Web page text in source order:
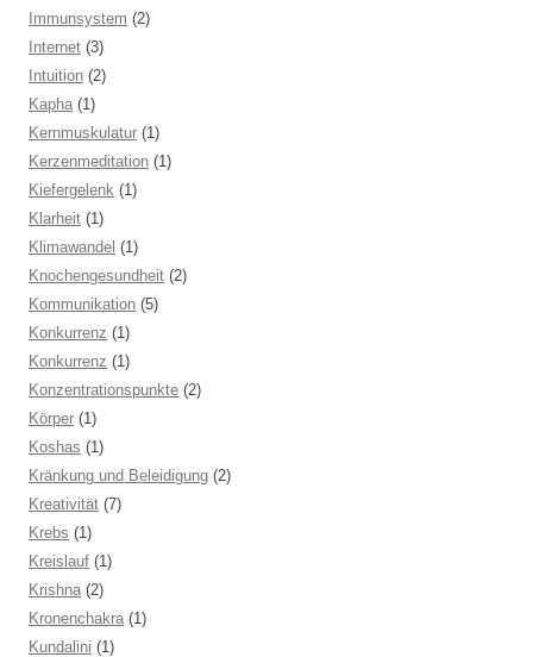
Immunsystem (2)
Internet (3)
Intuition (2)
Kapha (1)
Kernmuskulatur (1)
Kerzenmeditation (1)
Kiefergelenk (1)
Klarheit (1)
Klimawandel (1)
Knochengesundheit (2)
Kommunikation (5)
Konkurrenz (1)
Konkurrenz (1)
Konzentrationspunkte (2)
Körper (1)
Koshas (1)
Kränkung und Beleidigung (2)
Kreativität (7)
Krebs (1)
Kreislauf (1)
Krishna (2)
Kronenchakra (1)
Kundalini (1)